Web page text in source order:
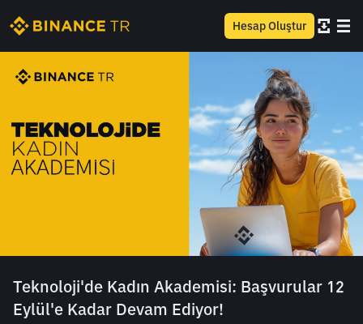
Hesap Oluştur
Teknoloji'de Kadın Akademisi: Başvurular 12
Eylül'e Kadar Devam Ediyor!